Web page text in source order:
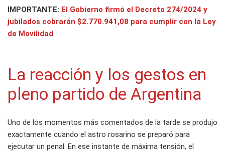
IMPORTANTE: El Gobierno firmó el Decreto 274/2024 y
jubilados cobrarán $2.770.941,08 para cumplir con la Ley
de Movilidad
La reacción y los gestos en
pleno partido de Argentina
Uno de los momentos más comentados de la tarde se produjo
exactamente cuando el astro rosarino se preparó para
ejecutar un penal. En ese instante de máxima tensión, el